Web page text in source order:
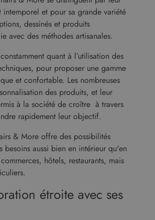
intemporel et pour sa grande variété
dessinés et produits
avec des méthodes artisanales.
quant à l’utilisation des
pour proposer une gamme
et confortable. Les nombreuses
des produits, et leur
à la société de croître à travers
rapidement leur objectif.
& More offre des possibilités
besoins aussi bien en intérieur qu'en
hôtels, restaurants, mais
étroite avec ses